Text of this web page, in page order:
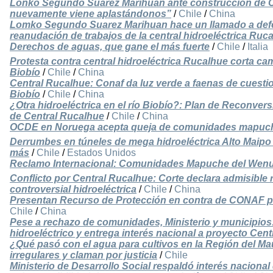
Lonko Segundo Suarez Marihuan ante construcción de
nuevamente viene aplastándonos” / Chile / China
Lomko Segundo Suarez Marihuan hace un llamado a
reanudación de trabajos de la central hidroeléctrica
Derechos de aguas, que gane el más fuerte / Chile / Italia
Protesta contra central hidroeléctrica Rucalhue corta
Biobío / Chile / China
Central Rucalhue: Conaf da luz verde a faenas de
Biobío / Chile / China
¿Otra hidroeléctrica en el río Biobío?: Plan de
de Central Rucalhue / Chile / China
OCDE en Noruega acepta queja de comunidades
Derrumbes en túneles de mega hidroeléctrica Alto
más / Chile / Estados Unidos
Reclamo Internacional: Comunidades Mapuche del
Conflicto por Central Rucalhue: Corte declara admisible
controversial hidroeléctrica / Chile / China
Presentan Recurso de Protección en contra de CONAF
Chile / China
Pese a rechazo de comunidades, Ministerio y
hidroeléctrico y entrega interés nacional a proyecto
¿Qué pasó con el agua para cultivos en la Región del
irregulares y claman por justicia / Chile
Ministerio de Desarrollo Social respaldó interés